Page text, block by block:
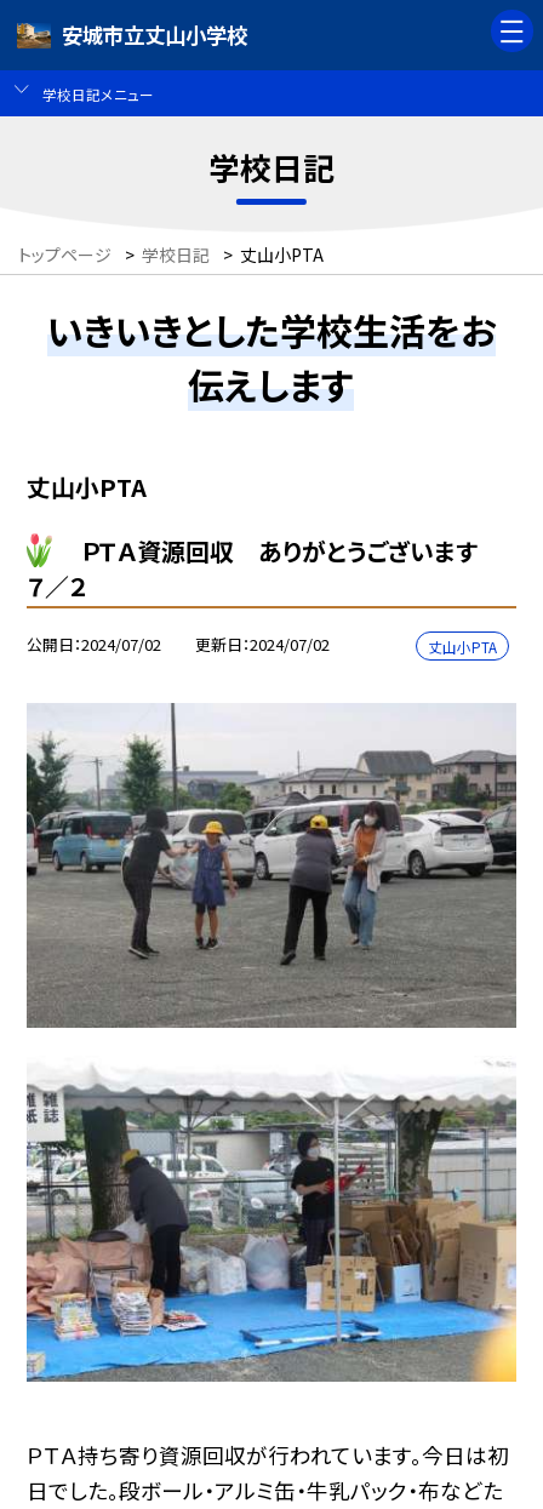
安城市立丈山小学校
学校日記メニュー
学校日記
トップページ > 学校日記 > 丈山小PTA
いきいきとした学校生活をお
伝えします
丈山小PTA
ＰＴＡ資源回収 ありがとうございます
７／２
公開日 2024/07/02 更新日 2024/07/02 丈山小PTA
ＰＴＡ持ち寄り資源回収が行われています。今日は初
日でした。段ボール・アルミ缶・牛乳パック・布などた